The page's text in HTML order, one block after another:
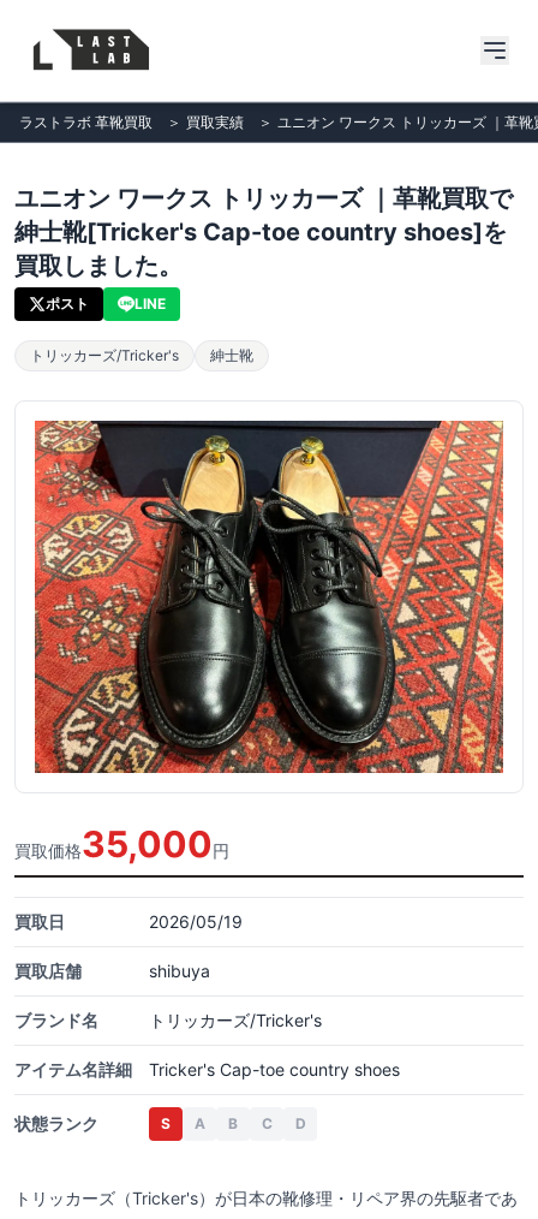
ラストラボ 革靴買取 ＞ 買取実績 ＞ ユニオン ワークス トリッカーズ ｜革
ユニオン ワークス トリッカーズ ｜革靴買取で
紳士靴[Tricker's Cap-toe country shoes]を
買取しました。
ポスト LINE
トリッカーズ/Tricker's 紳士靴
買取価格35,000円
買取日 2026/05/19
買取店舗 shibuya
ブランド名 トリッカーズ/Tricker's
アイテム名詳細 Tricker's Cap-toe country shoes
状態ランク S A B C D
トリッカーズ（Tricker's）が日本の靴修理・リペア界の先駆者であ